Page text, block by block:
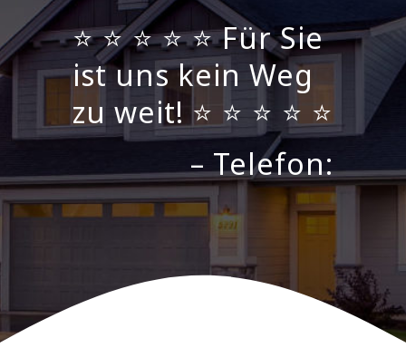
⭐ ⭐ ⭐ ⭐ ⭐ Für Sie
ist uns kein Weg
zu weit! ⭐ ⭐ ⭐ ⭐ ⭐
– Telefon: